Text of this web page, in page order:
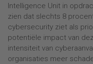
Intelligence Unit in
zien dat slechts 8
cybersecurity ziet als
potentiële impact van
intensiteit van
organisaties meer